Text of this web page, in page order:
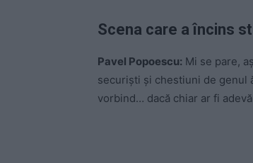
Scena care a încins
Pavel Popoescu: Mi se pare,
securiști și chestiuni de genul
vorbind… dacă chiar ar fi